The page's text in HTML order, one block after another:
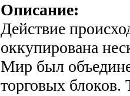
Описание:
Действие
оккупирована
Мир был
торговых блоков.